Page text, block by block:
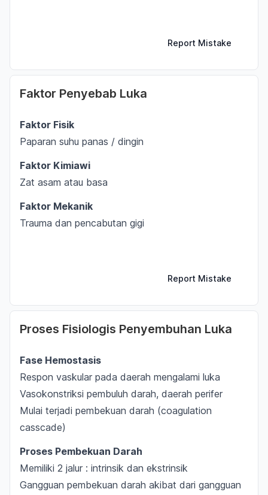
Report Mistake
Faktor Penyebab Luka
Faktor Fisik
Paparan suhu panas / dingin
Faktor Kimiawi
Zat asam atau basa
Faktor Mekanik
Trauma dan pencabutan gigi
Report Mistake
Proses Fisiologis Penyembuhan Luka
Fase Hemostasis
Respon vaskular pada daerah mengalami luka
Vasokonstriksi pembuluh darah, daerah perifer
Mulai terjadi pembekuan darah (coagulation
casscade)
Proses Pembekuan Darah
Memiliki 2 jalur : intrinsik dan ekstrinsik
Gangguan pembekuan darah akibat dari gangguan